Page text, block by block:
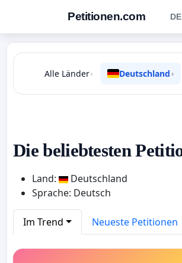
Petitionen.com
Alle Länder› Deutschland ›
Die beliebtesten
Land:
Deutschland
Sprache: Deutsch
Im Trend Neueste Petitionen